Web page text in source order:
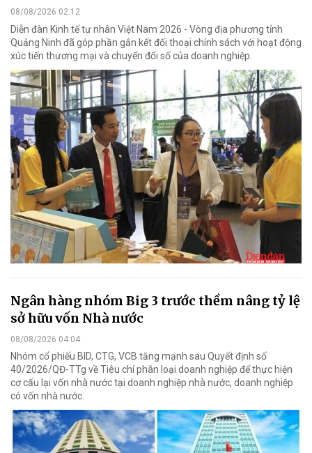
08/08/2026 02:12
Diễn đàn Kinh tế tư nhân Việt Nam 2026 - Vòng địa phương tỉnh
Quảng Ninh đã góp phần gắn kết đối thoại chính sách với hoạt động
xúc tiến thương mại và chuyển đổi số của doanh nghiệp.
Ngân hàng nhóm Big 3 trước thềm nâng tỷ lệ
sở hữu vốn Nhà nước
08/08/2026 04:04
Nhóm cổ phiếu BID, CTG, VCB tăng mạnh sau Quyết định số
40/2026/QĐ-TTg về Tiêu chí phân loại doanh nghiệp để thực hiện
cơ cấu lại vốn nhà nước tại doanh nghiệp nhà nước, doanh nghiệp
có vốn nhà nước.